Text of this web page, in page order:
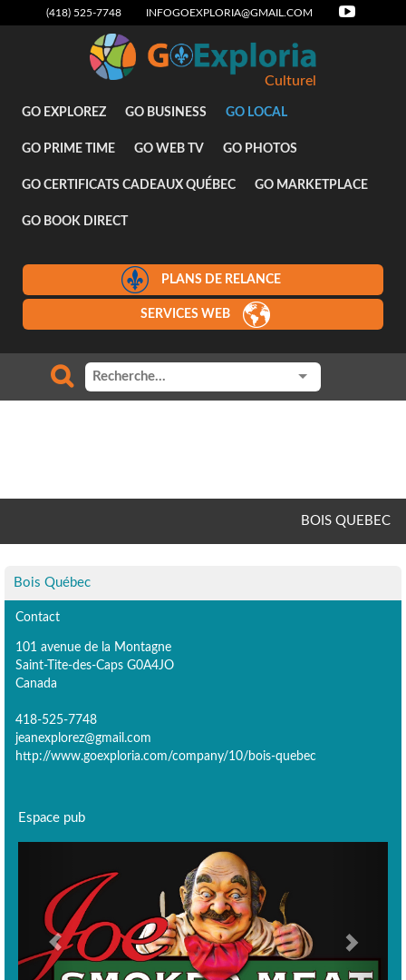
(418) 525-7748 INFOGOEXPLORIA@GMAIL.COM
Culturel
GO EXPLOREZ GO BUSINESS GO LOCAL
GO PRIME TIME GO WEB TV GO PHOTOS
GO CERTIFICATS CADEAUX QUÉBEC GO MARKETPLACE
GO BOOK DIRECT
PLANS DE RELANCE
SERVICES WEB
BOIS QUEBEC
Bois Québec
Contact
101 avenue de la Montagne
Saint-Tite-des-Caps G0A4JO
Canada
418-525-7748
jeanexplorez@gmail.com
http://www.goexploria.com/company/10/bois-quebec
Espace pub